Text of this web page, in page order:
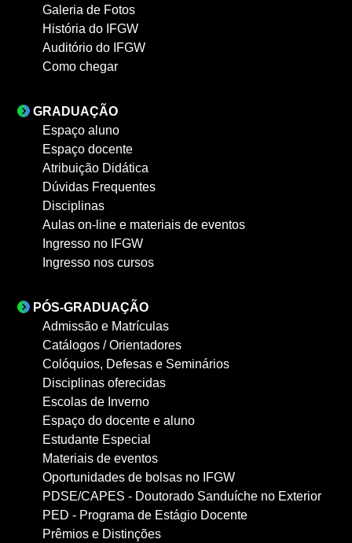
Galeria de Fotos
História do IFGW
Auditório do IFGW
Como chegar
GRADUAÇÃO
Espaço aluno
Espaço docente
Atribuição Didática
Dúvidas Frequentes
Disciplinas
Aulas on-line e materiais de eventos
Ingresso no IFGW
Ingresso nos cursos
PÓS-GRADUAÇÃO
Admissão e Matrículas
Catálogos / Orientadores
Colóquios, Defesas e Seminários
Disciplinas oferecidas
Escolas de Inverno
Espaço do docente e aluno
Estudante Especial
Materiais de eventos
Oportunidades de bolsas no IFGW
PDSE/CAPES - Doutorado Sanduíche no Exterior
PED - Programa de Estágio Docente
Prêmios e Distinções